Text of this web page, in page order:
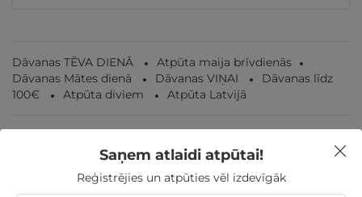
Dāvanas TĒVA DIENĀ
Atpūta maija brīvdienās
Dāvanas Mātes dienā
Dāvanas VIŅAI
Dāvanas līdz
100€
Atpūta diviem Atpūta Latvijā
Nekādasapkalpošanas un administrācijas
Saņem atlaidi atpūtai!
Reģistrējies un atpūties vēl izdevīgāk